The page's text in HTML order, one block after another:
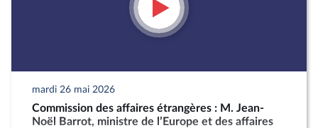
mardi 26 mai 2026
Commission des affaires étrangères : M. Jean-
Noël Barrot, ministre de l’Europe et des affaires